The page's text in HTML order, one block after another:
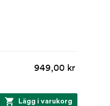
949,00 kr
Lägg i varukorg